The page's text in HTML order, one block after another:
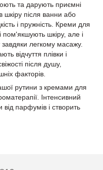
та дарують приємні
шкіру після ванни або
і пружність. Креми для
пом'якшують шкіру, але і
легкому масажу.
відчуття плівки і
після душу,
факторів.
рутини з кремами для
Інтенсивний
парфумів і створить